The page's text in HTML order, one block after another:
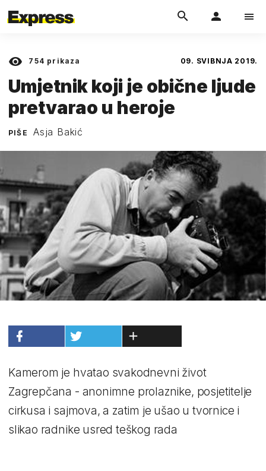
754 prikaza 09. SVIBNJA 2019.
Umjetnik koji je obične ljude
pretvarao u heroje
PIŠE Asja Bakić
Kamerom je hvatao svakodnevni život
Zagrepčana - anonimne prolaznike, posjetitelje
cirkusa i sajmova, a zatim je ušao u tvornice i
slikao radnike usred teškog rada